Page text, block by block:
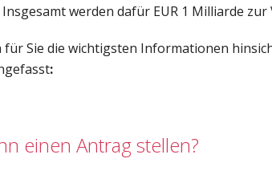
Insgesamt werden dafür EUR 1 Milliarde
für Sie die wichtigsten Informationen
:
einen Antrag stellen?